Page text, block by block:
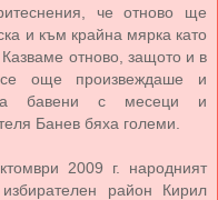
че отново ще
и към крайна мярка като
отново, защото и в
още произвеждаше и
бавени с месеци и
Банев бяха големи.
2009 г. народният
район Кирил